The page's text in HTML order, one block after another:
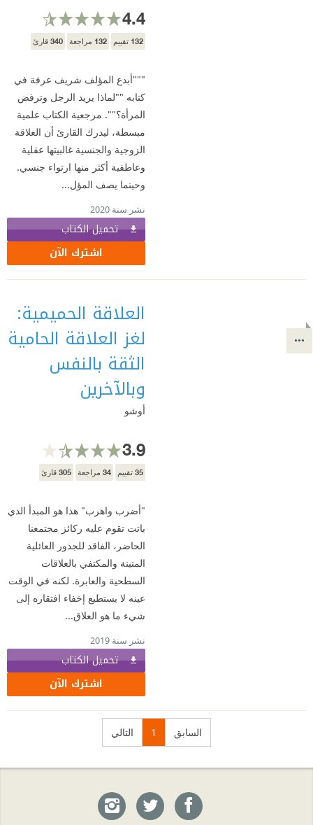
4.4
132 تقييم 132 مراجعة 340 قارئ
"""أبدع المؤلف شريف عرفة في
كتابه ""لماذا يريد الرجل وترفض
المرأة؟"". مرجعية الكتاب علمية
مبسطة، ليدرك القارئ أن العلاقة
الزوجية والجنسية غالبيتها عقلية
وعاطفية أكثر منها ارتواء جنسي.
وحينما يصف المؤل...
نشر سنة 2020
تحميل الكتاب
اشترك الآن
العلاقة الحميمية:
لغز العلاقة الحامية
الثقة بالنفس
وبالآخرين
أوشو
3.9
35 تقييم 34 مراجعة 305 قارئ
"أضرب واهرب" هذا هو المبدأ الذي
باتت تقوم عليه ركائز مجتمعنا
الحاضر، الفاقد للجذور العائلية
المتينة والمكتفي بالعلاقات
السطحية والعابرة. لكنه في الوقت
عينه لا يستطيع إخفاء افتقاره إلى
شيء ما هو العلاق...
نشر سنة 2019
تحميل الكتاب
اشترك الآن
السابق 1 التالي